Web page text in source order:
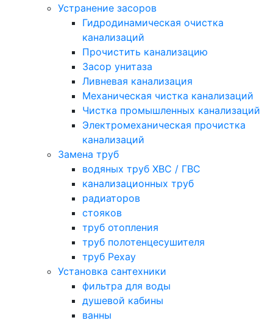
Устранение засоров
Гидродинамическая очистка
канализаций
Прочистить канализацию
Засор унитаза
Ливневая канализация
Механическая чистка канализаций
Чистка промышленных канализаций
Электромеханическая прочистка
канализаций
Замена труб
водяных труб ХВС / ГВС
канализационных труб
радиаторов
стояков
труб отопления
труб полотенцесушителя
труб Рехау
Установка сантехники
фильтра для воды
душевой кабины
ванны